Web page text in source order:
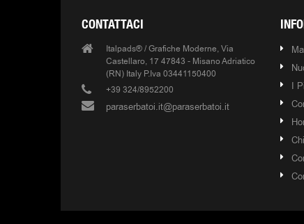
CONTATTACI
Italpads® / Grafiche Moderne, Via
Castellaro, 17 47843 - Misano Adriatico
(RN) Italy P.Iva 03441150400
+39 324/8952200
paraserbatoi.it@paraserbatoi.it
I